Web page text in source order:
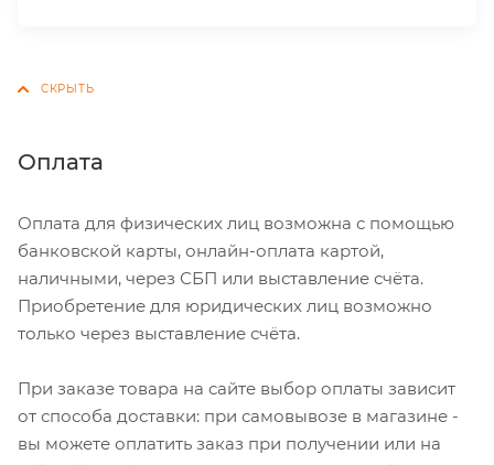
Оплата
Оплата для физических лиц возможна с помощью
банковской карты, онлайн-оплата картой,
наличными, через СБП или выставление счёта.
Приобретение для юридических лиц возможно
только через выставление счёта.
При заказе товара на сайте выбор оплаты зависит
от способа доставки: при самовывозе в магазине -
вы можете оплатить заказ при получении или на